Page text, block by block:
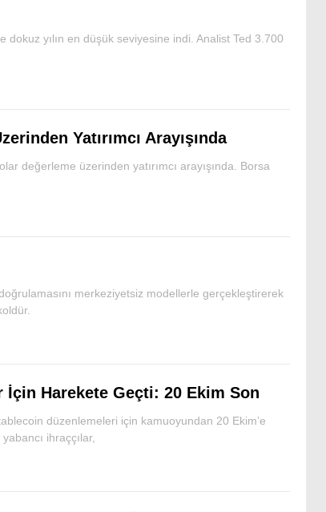
yılın en düşük seviyesine indi. Analist Ted 3.700
Yatırımcı Arayışında
değerleme üzerinden yatırımcı arayışında. Borsa
merkeziyetsiz modellerle gerçekleştirerek
İçin Harekete Geçti: 20 Ekim Son
düzenlemeleri için kamuoyundan 20 Ekim’e
ihraççılar,